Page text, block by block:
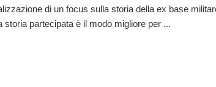
di un focus sulla storia della ex base
storia partecipata è il modo migliore per ...